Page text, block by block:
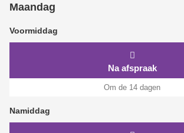
Maandag
Voormiddag
Na afspraak
Om de 14 dagen
Namiddag